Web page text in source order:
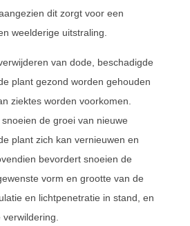
dit zorgt voor een
weelderige uitstraling.
van dode, beschadigde
plant gezond worden gehouden
ziektes worden voorkomen.
de groei van nieuwe
plant zich kan vernieuwen en
bevordert snoeien de
vorm en grootte van de
en lichtpenetratie in stand, en